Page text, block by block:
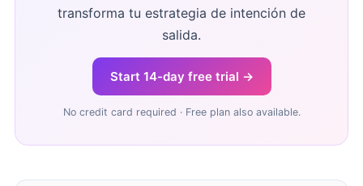
transforma tu estrategia de intención de
salida.
Start 14-day free trial →
No credit card required · Free plan also available.